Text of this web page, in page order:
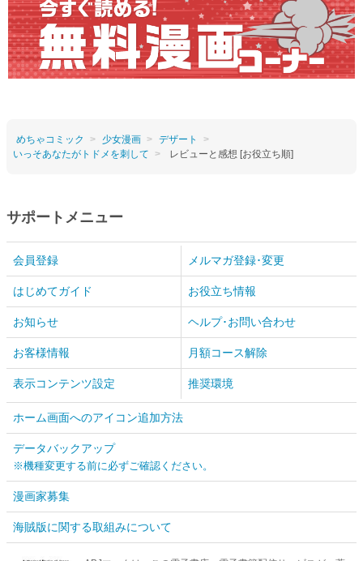
めちゃコミック 少女漫画
デザート
いっそあなたがトドメを刺して
レビューと感想 [お役立ち順]
サポートメニュー
会員登録 メルマガ登録･変更
はじめてガイド お役立ち情報
お知らせ ヘルプ･お問い合わせ
お客様情報 月額コース解除
表示コンテンツ設定 推奨環境
ホーム画面へのアイコン追加方法
データバックアップ
※機種変更する前に必ずご確認ください。
漫画家募集
海賊版に関する取組みについて